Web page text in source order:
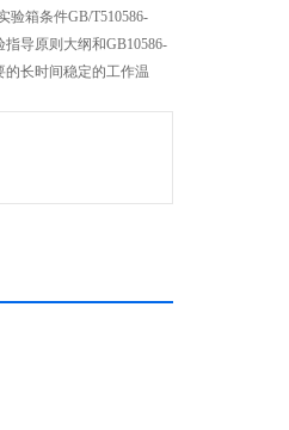
验箱条件GB/T510586-
导原则大纲和GB10586-
的长时间稳定的工作温